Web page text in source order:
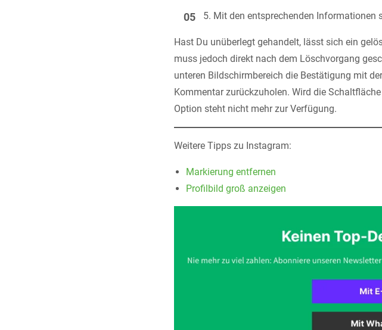
Mit den entsprechenden Informationen
Hast Du unüberlegt gehandelt, lässt sich ein
muss jedoch direkt nach dem Löschvorgang
unteren Bildschirmbereich die Bestätigung mit
Kommentar zurückzuholen. Wird die
Option steht nicht mehr zur Verfügung.
Weitere Tipps zu Instagram:
Markierung entfernen
Profilbild groß anzeigen